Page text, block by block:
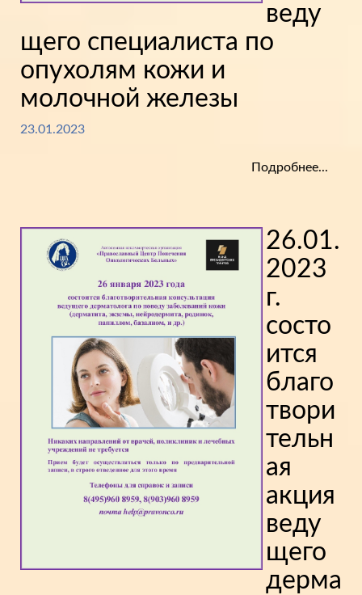
веду
щего специалиста по
опухолям кожи и
молочной железы
23.01.2023
Подробнее...
26.01.
2023
г.
состо
ится
благо
твори
тельн
ая
акция
веду
щего
дерма